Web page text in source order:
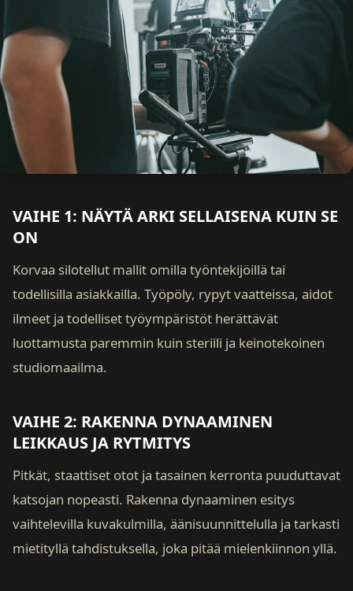
VAIHE 1: NÄYTÄ ARKI SELLAISENA KUIN SE
ON
Korvaa silotellut mallit omilla työntekijöillä tai
todellisilla asiakkailla. Työpöly, rypyt vaatteissa, aidot
ilmeet ja todelliset työympäristöt herättävät
luottamusta paremmin kuin steriili ja keinotekoinen
studiomaailma.
VAIHE 2: RAKENNA DYNAAMINEN
LEIKKAUS JA RYTMITYS
Pitkät, staattiset otot ja tasainen kerronta puuduttavat
katsojan nopeasti. Rakenna dynaaminen esitys
vaihtelevilla kuvakulmilla, äänisuunnittelulla ja tarkasti
mietityllä tahdistuksella, joka pitää mielenkiinnon yllä.